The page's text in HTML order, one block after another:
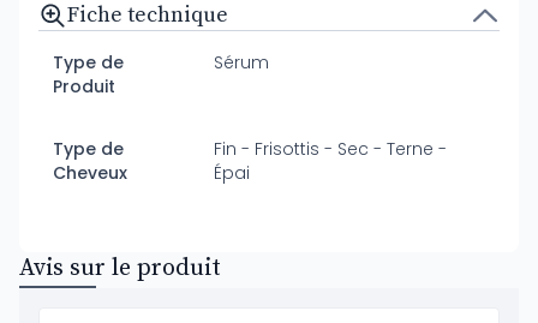
Fiche technique
Type de
Produit
Sérum
Type de
Cheveux
Fin - Frisottis - Sec - Terne -
Épai
Avis sur le produit